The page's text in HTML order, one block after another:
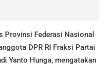
Provinsi Federasi Nasional
DPR RI Fraksi Partai
Yanto Hunga, mengatakan